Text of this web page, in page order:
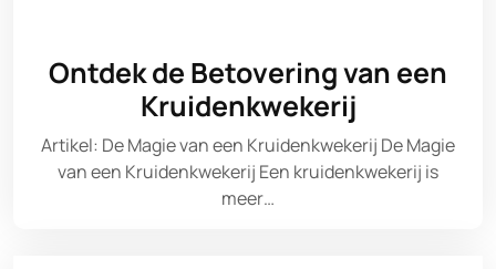
Ontdek de Betovering van een
Kruidenkwekerij
Artikel: De Magie van een Kruidenkwekerij De Magie
van een Kruidenkwekerij Een kruidenkwekerij is
meer…